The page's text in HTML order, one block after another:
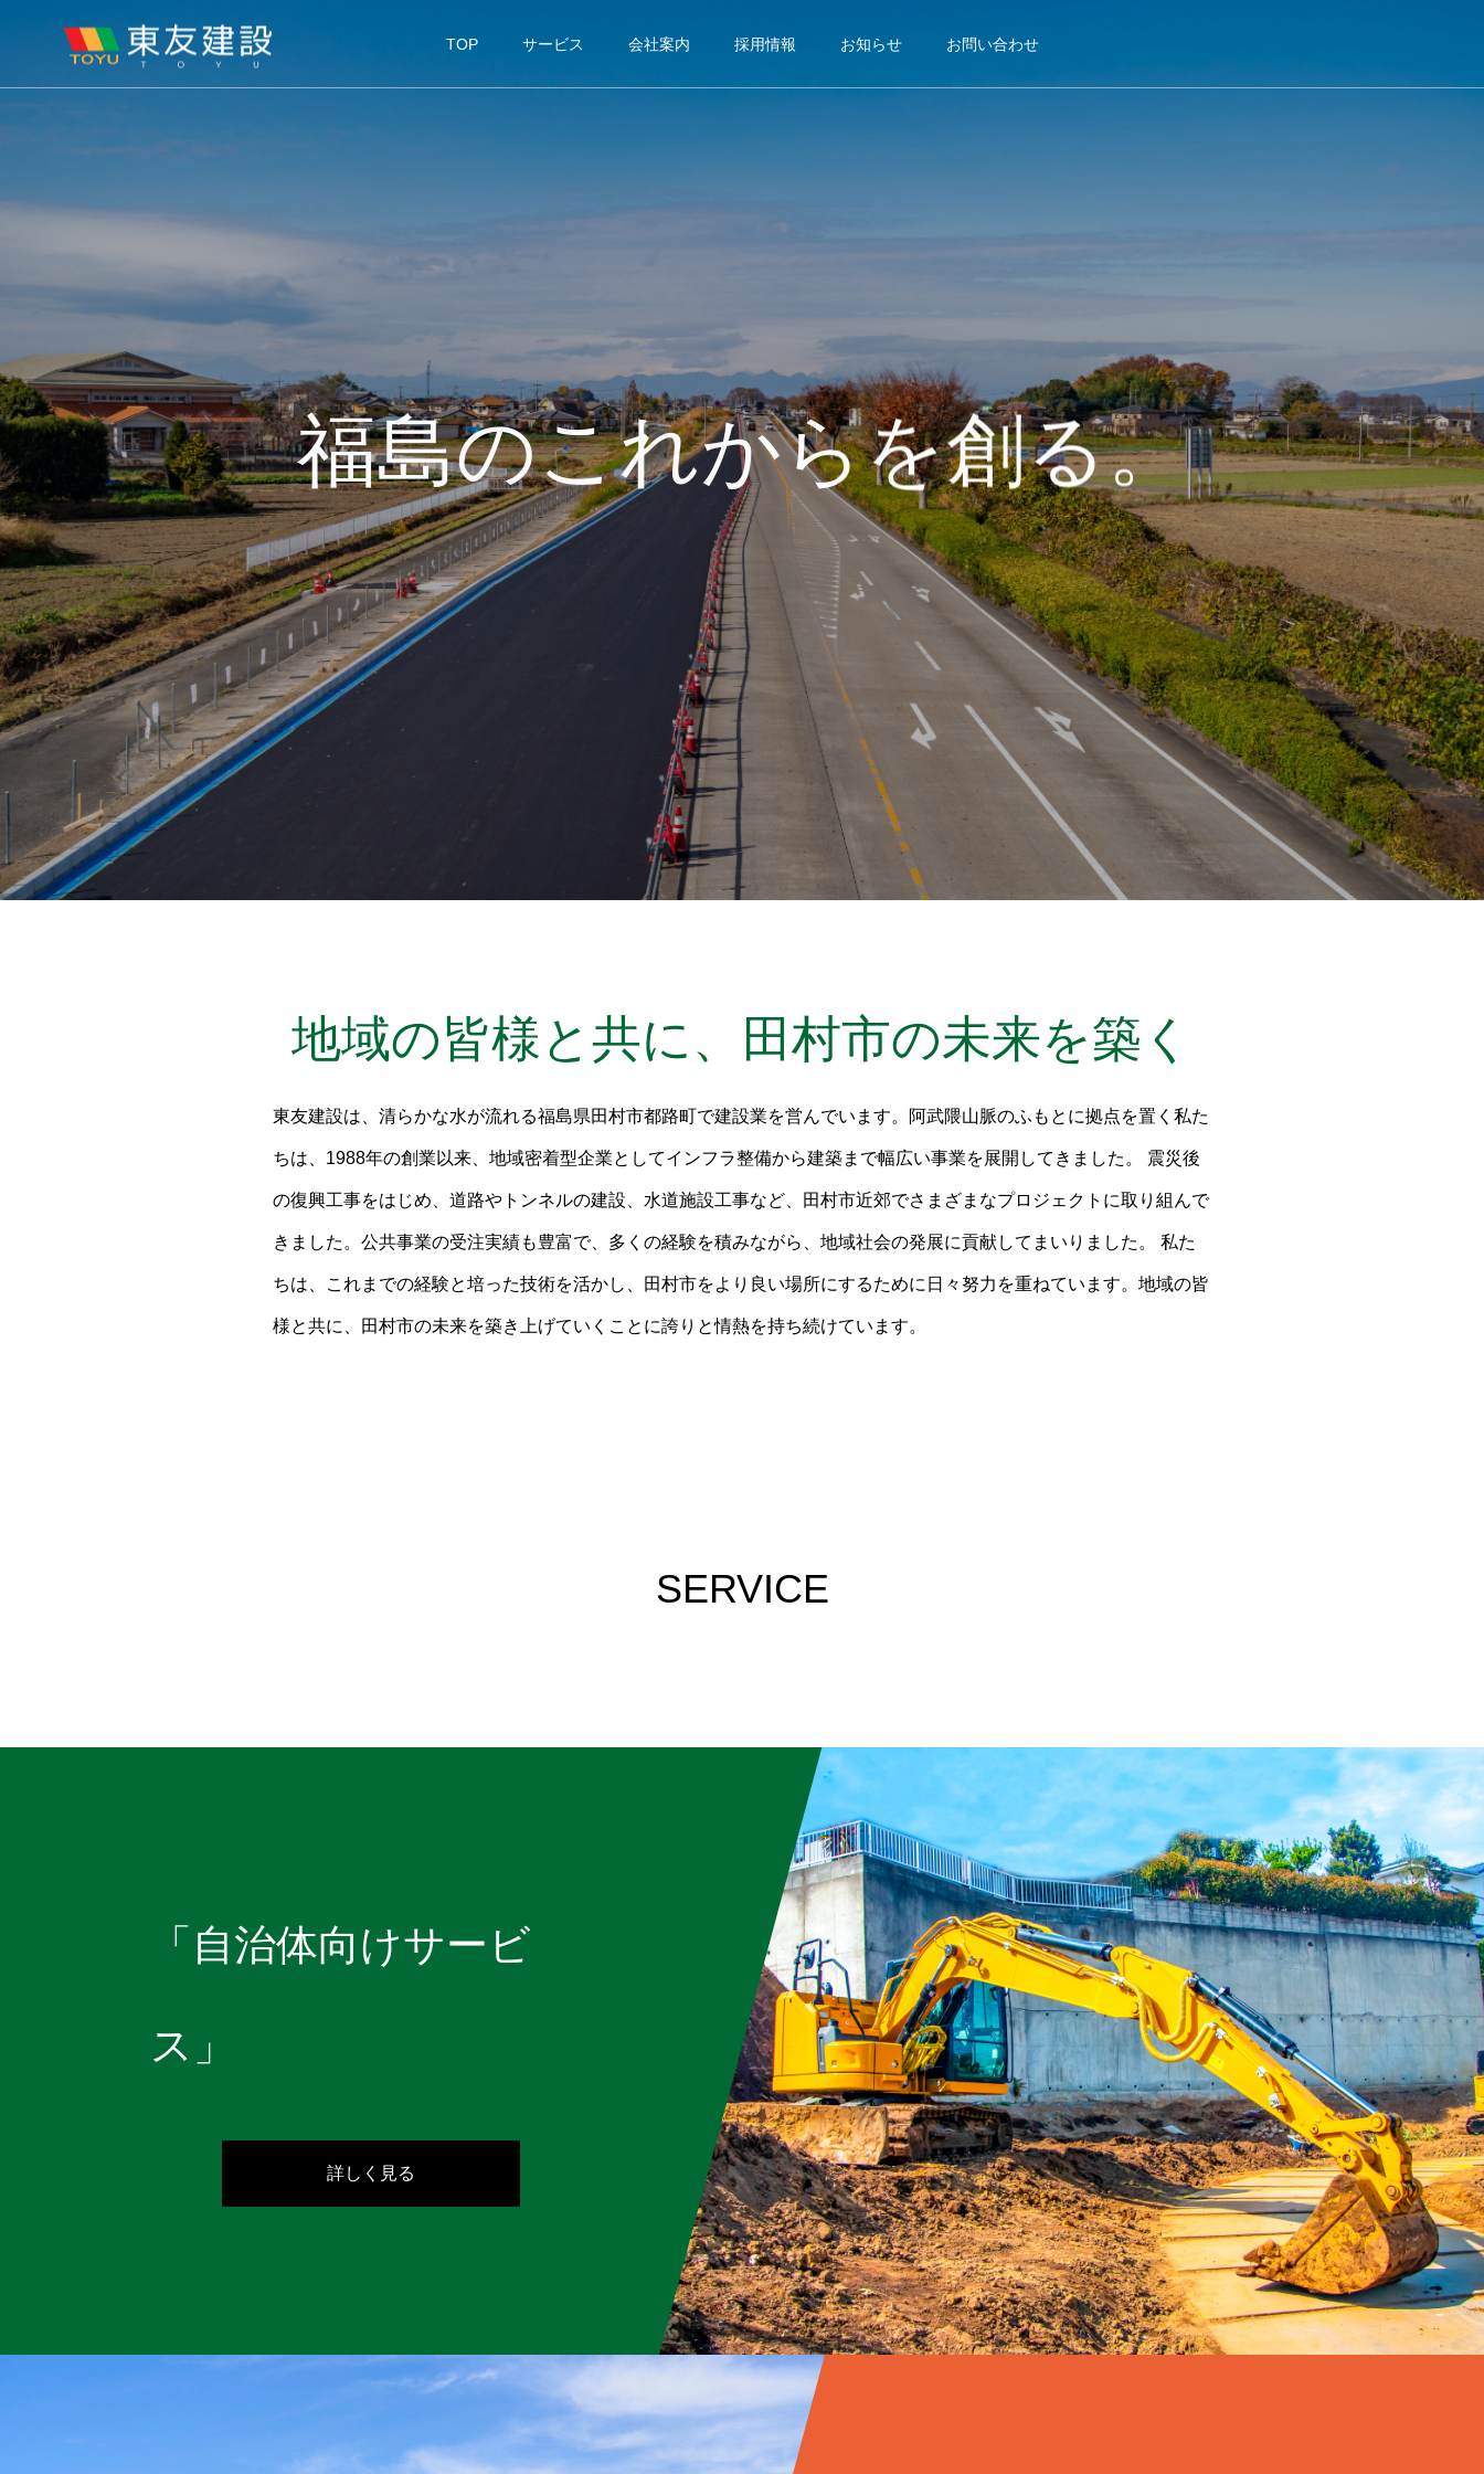
TOP サービス 会社案内 採用情報 お知らせ お問い合わせ
福島のこれからを創る。
地域の皆様と共に、田村市の未来を築く
東友建設は、清らかな水が流れる福島県田村市都路町で建設業を営んでいます。阿武隈山脈のふもとに拠点を置く私た
ちは、1988年の創業以来、地域密着型企業としてインフラ整備から建築まで幅広い事業を展開してきました。 震災後
の復興工事をはじめ、道路やトンネルの建設、水道施設工事など、田村市近郊でさまざまなプロジェクトに取り組んで
きました。公共事業の受注実績も豊富で、多くの経験を積みながら、地域社会の発展に貢献してまいりました。 私た
ちは、これまでの経験と培った技術を活かし、田村市をより良い場所にするために日々努力を重ねています。地域の皆
様と共に、田村市の未来を築き上げていくことに誇りと情熱を持ち続けています。
SERVICE
「自治体向けサービ
ス」
詳しく見る